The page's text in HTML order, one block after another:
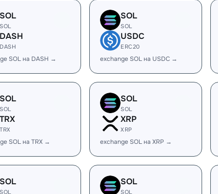
SOL
SOL
DASH
DASH
SOL на DASH →
SOL
SOL
USDC
ERC20
exchange SOL на USDC →
SOL
SOL
TRX
TRX
SOL на TRX →
SOL
SOL
XRP
XRP
exchange SOL на XRP →
SOL
SOL
SOL
SOL